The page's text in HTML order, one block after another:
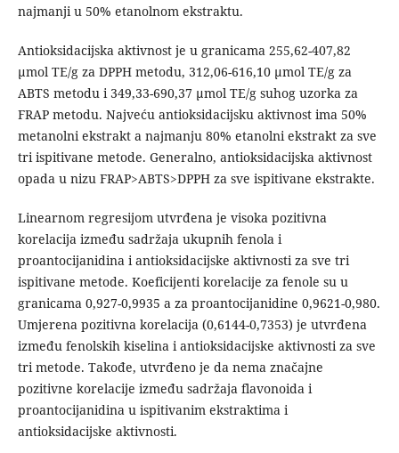
najmanji u 50% etanolnom ekstraktu.
Antioksidacijska aktivnost je u granicama 255,62-407,82
µmol TE/g za DPPH metodu, 312,06-616,10 µmol TE/g za
ABTS metodu i 349,33-690,37 µmol TE/g suhog uzorka za
FRAP metodu. Najveću antioksidacijsku aktivnost ima 50%
metanolni ekstrakt a najmanju 80% etanolni ekstrakt za sve
tri ispitivane metode. Generalno, antioksidacijska aktivnost
opada u nizu FRAP>ABTS>DPPH za sve ispitivane ekstrakte.
Linearnom regresijom utvrđena je visoka pozitivna
korelacija između sadržaja ukupnih fenola i
proantocijanidina i antioksidacijske aktivnosti za sve tri
ispitivane metode. Koeficijenti korelacije za fenole su u
granicama 0,927-0,9935 a za proantocijanidine 0,9621-0,980.
Umjerena pozitivna korelacija (0,6144-0,7353) je utvrđena
između fenolskih kiselina i antioksidacijske aktivnosti za sve
tri metode. Takođe, utvrđeno je da nema značajne
pozitivne korelacije između sadržaja flavonoida i
proantocijanidina u ispitivanim ekstraktima i
antioksidacijske aktivnosti.